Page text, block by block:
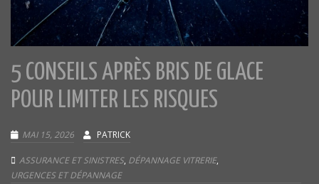
5 CONSEILS APRÈS BRIS DE GLACE
POUR LIMITER LES RISQUES
MAI 15, 2026 PATRICK
ASSURANCE ET SINISTRES, DÉPANNAGE VITRERIE,
URGENCES ET DÉPANNAGE